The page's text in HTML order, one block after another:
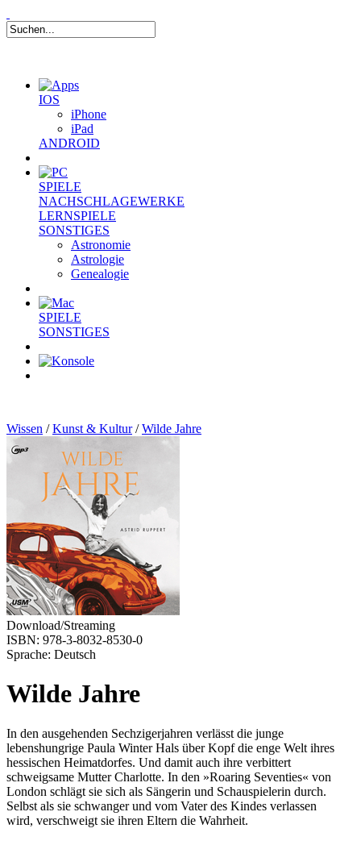
IOS
iPhone
iPad
ANDROID
SPIELE
NACHSCHLAGEWERKE
LERNSPIELE
SONSTIGES
Astronomie
Astrologie
Genealogie
SPIELE
SONSTIGES
Wissen /Kunst & Kultur/Wilde Jahre
Download/Streaming
ISBN: 978-3-8032-8530-0
Sprache: Deutsch
Wilde Jahre
In den ausgehenden Sechzigerjahren verlässt die junge
lebenshungrige Paula Winter Hals über Kopf die enge Welt ihres
hessischen Heimatdorfes. Und damit auch ihre verbittert
schweigsame Mutter Charlotte. In den »Roaring Seventies« von
London schlägt sie sich als Sängerin und Schauspielerin durch.
Selbst als sie schwanger und vom Vater des Kindes verlassen
wird, verschweigt sie ihren Eltern die Wahrheit.